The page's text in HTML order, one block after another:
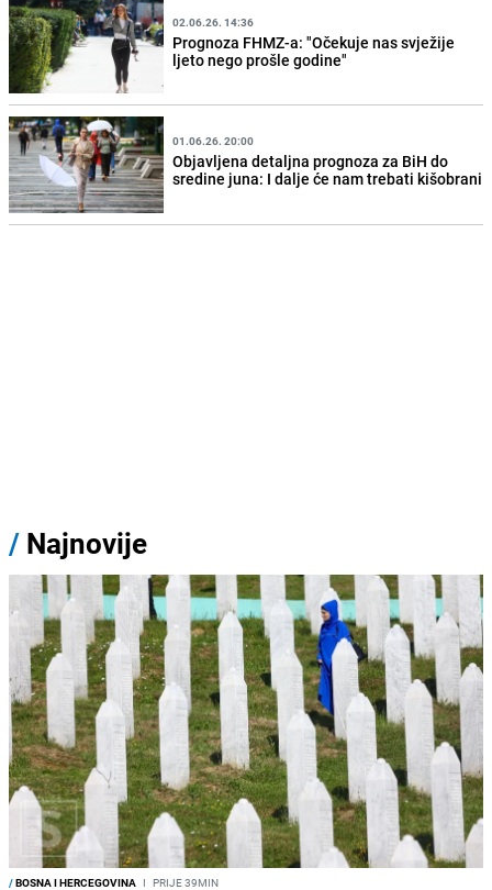
02.06.26. 14:36
Prognoza FHMZ-a: "Očekuje nas svježije
ljeto nego prošle godine"
01.06.26. 20:00
Objavljena detaljna prognoza za BiH do
sredine juna: I dalje će nam trebati kišobrani
/ Najnovije
/BOSNA I HERCEGOVINA I PRIJE 39MIN